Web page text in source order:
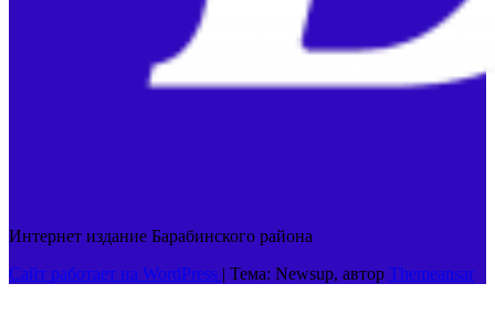
Интернет издание Барабинского района
Сайт работает на WordPress | Тема: Newsup, автор Themeansar